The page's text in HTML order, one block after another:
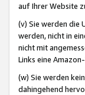
auf Ihrer Website
(v) Sie werden die
werden, nicht in
nicht mit
Links eine
(w) Sie werden
dahingehend